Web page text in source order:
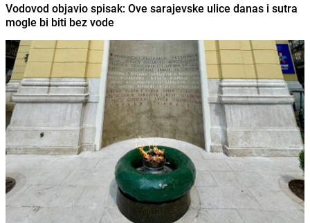
Vodovod objavio spisak: Ove sarajevske ulice danas i sutra
mogle bi biti bez vode